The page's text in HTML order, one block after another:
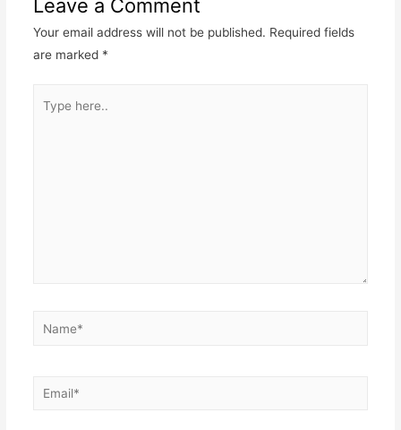
Leave a Comment
Your email address will not be published. Required fields
are marked *